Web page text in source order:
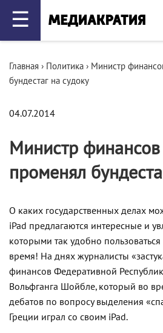
☰
Главная › Политика › Министр
бундестаг на судоку
04.07.2014
Министр
променял
О каких государственных делах
iPad предлагаются интересные и
которыми так удобно пользоваться
время! На днях журналисты
финансов Федеративной
Вольфганга Шойбле, который во
дебатов по вопросу выделения
Греции играл со своим iPad.